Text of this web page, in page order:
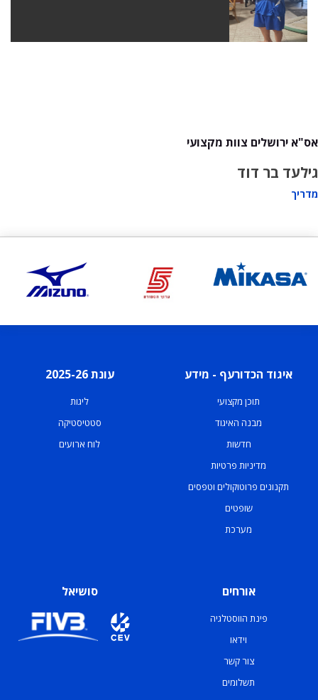
אס"א ירושלים צוות מקצועי
גילעד בר דוד
מדריך
איגוד הכדורעף - מידע
תוכן מקצועי
מבנה האיגוד
חדשות
מדיניות פרטיות
תקנונים פרוטוקולים וטפסים
שופטים
מערכת
עונת 2025-26
ליגות
סטטיסטיקה
לוח ארועים
אורחים
פינת הווסטלגיה
וידאו
צור קשר
תשלומים
סושיאל